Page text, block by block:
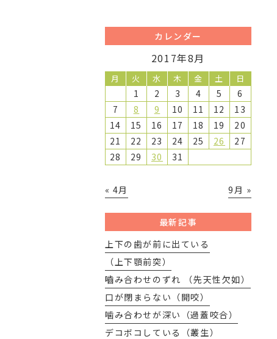
カレンダー
2017年8月
月 火 水 木 金 土 日
1 2 3 4 5
6
7
8 9 10 11 12
13
14
15 16 17 18 19
20
21
22 23 24 25 26
27
28
29 30 31
« 4月 9月 »
最新記事
上下の歯が前に出ている
（上下顎前突）
嚙み合わせのずれ （先天性欠如）
口が閉まらない（開咬）
噛み合わせが深い（過蓋咬合）
デコボコしている（叢生）